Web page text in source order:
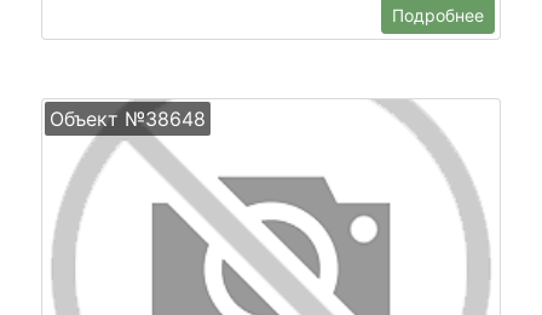
Подробнее
Объект №38648